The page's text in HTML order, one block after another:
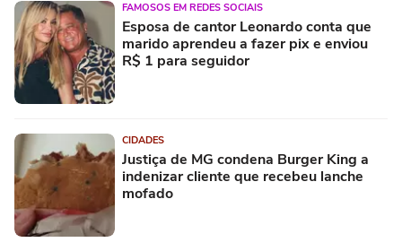
FAMOSOS EM REDES SOCIAIS
Esposa de cantor Leonardo conta que
marido aprendeu a fazer pix e enviou
R$ 1 para seguidor
CIDADES
Justiça de MG condena Burger King a
indenizar cliente que recebeu lanche
mofado